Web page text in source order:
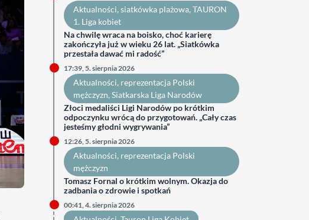
Aktualności, siatkówka plażowa, TAURON
1. Liga kobiet
Na chwilę wraca na boisko, choć karierę
zakończyła już w wieku 26 lat. „Siatkówka
przestała dawać mi radość”
17:39, 5. sierpnia 2026
Aktualności, reprezentacja Polski
mężczyzn, Siatkarska Liga Narodów
Złoci medaliści Ligi Narodów po krótkim
odpoczynku wrócą do przygotowań. „Cały czas
jesteśmy głodni wygrywania”
12:26, 5. sierpnia 2026
Aktualności, reprezentacja Polski
mężczyzn
Tomasz Fornal o krótkim wolnym. Okazja do
zadbania o zdrowie i spotkań
00:41, 4. sierpnia 2026